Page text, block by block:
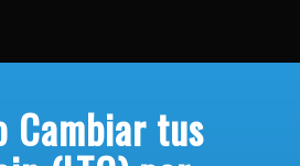
Cambiar tus